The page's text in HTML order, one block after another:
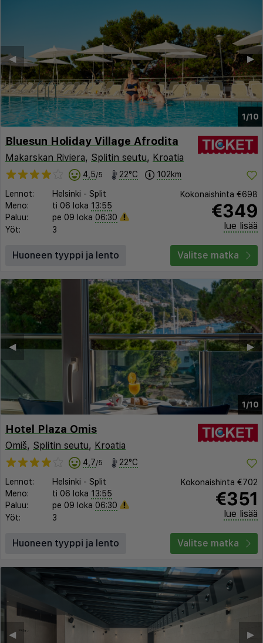
1/10
▶︎
◀︎
Bluesun Holiday Village Afrodita
Makarskan Riviera, Splitin seutu, Kroatia
4,5/5 22°C 102km
Lennot: Helsinki - Split
Meno:
ti 06 loka 13:55
Paluu:
pe 09 loka 06:30
Yöt:
3
Kokonaishinta €698
€349
lue lisää
Huoneen tyyppi ja lento Valitse matka
1/10
▶︎
◀︎
Hotel Plaza Omis
Omiš, Splitin seutu, Kroatia
4,7/5 22°C
Lennot: Helsinki - Split
Meno:
ti 06 loka 13:55
Paluu:
pe 09 loka 06:30
Yöt:
3
Kokonaishinta €702
€351
lue lisää
Huoneen tyyppi ja lento Valitse matka
▶︎
◀︎